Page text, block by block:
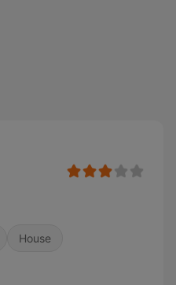
House